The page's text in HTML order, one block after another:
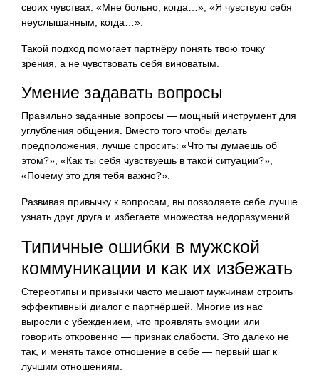
своих чувствах: «Мне больно, когда…», «Я чувствую себя
неуслышанным, когда…».
Такой подход помогает партнёру понять твою точку
зрения, а не чувствовать себя виноватым.
Умение задавать вопросы
Правильно заданные вопросы — мощный инструмент для
углубления общения. Вместо того чтобы делать
предположения, лучше спросить: «Что ты думаешь об
этом?», «Как ты себя чувствуешь в такой ситуации?»,
«Почему это для тебя важно?».
Развивая привычку к вопросам, вы позволяете себе лучше
узнать друг друга и избегаете множества недоразумений.
Типичные ошибки в мужской
коммуникации и как их избежать
Стереотипы и привычки часто мешают мужчинам строить
эффективный диалог с партнёршей. Многие из нас
выросли с убеждением, что проявлять эмоции или
говорить откровенно — признак слабости. Это далеко не
так, и менять такое отношение в себе — первый шаг к
лучшим отношениям.